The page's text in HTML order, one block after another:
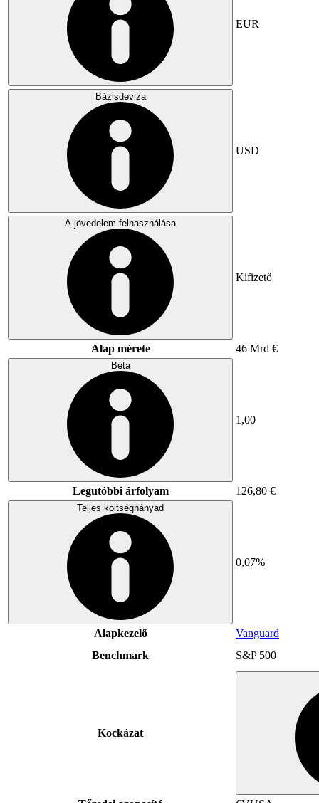
EUR
Bázisdeviza
USD
A jövedelem felhasználása
Kifizető
Alap mérete 46 Mrd €
Béta
1,00
Legutóbbi árfolyam 126,80 €
Teljes költséghányad
0,07%
Alapkezelő
Vanguard
Benchmark
S&P 500
Kockázat